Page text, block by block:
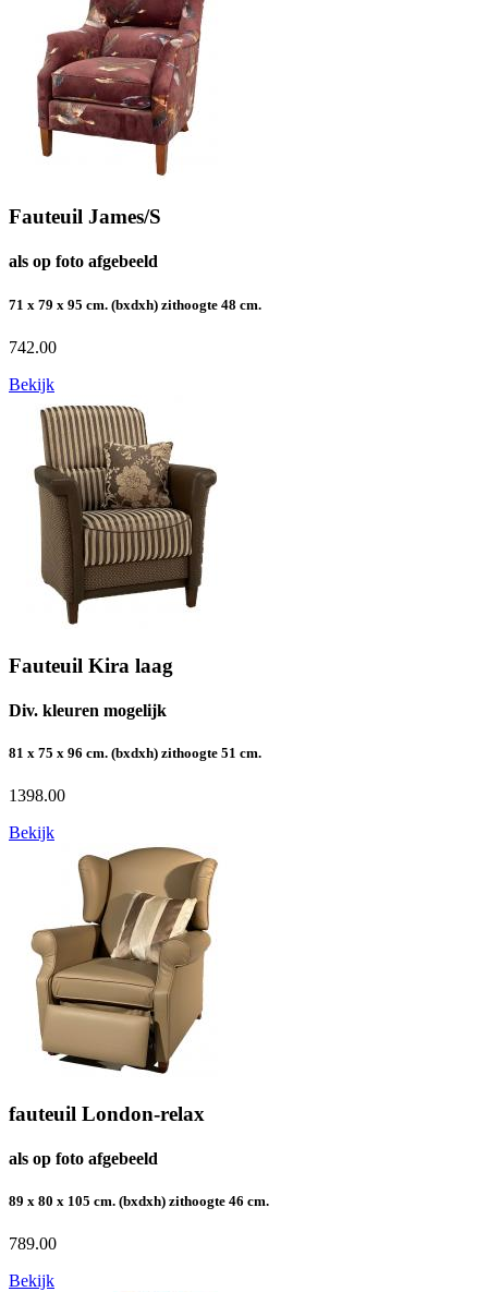
Fauteuil James/S
als op foto afgebeeld
71 x 79 x 95 cm. (bxdxh) zithoogte 48 cm.
742.00
Bekijk
Fauteuil Kira laag
Div. kleuren mogelijk
81 x 75 x 96 cm. (bxdxh) zithoogte 51 cm.
1398.00
Bekijk
fauteuil London-relax
als op foto afgebeeld
89 x 80 x 105 cm. (bxdxh) zithoogte 46 cm.
789.00
Bekijk